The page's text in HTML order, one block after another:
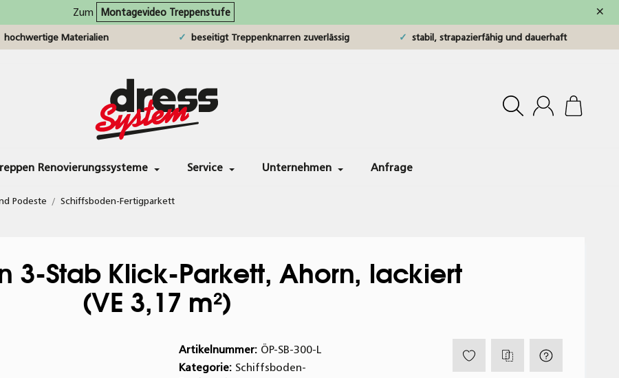
Zum Montagevideo Treppenstufe ×
hochwertige Materialien beseitigt Treppenknarren zuverlässig stabil, strapazierfähig und dauerhaft
Renovierungssysteme Service Unternehmen Anfrage
Podeste / Schiffsboden-Fertigparkett
3-Stab Klick-Parkett, Ahorn, lackiert
(VE 3,17 m²)
Artikelnummer: ÖP-SB-300-L
Kategorie: Schiffsboden-